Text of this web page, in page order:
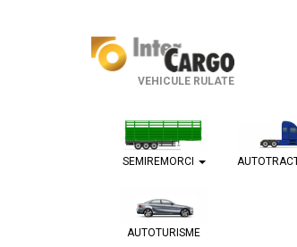
VEHICULE RULATE
SEMIREMORCI
AUTOTURISME